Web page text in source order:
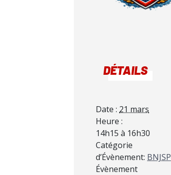
DÉTAILS
Date : 21 mars
Heure :
14h15 à 16h30
Catégorie
d’Évènement: BNJSP
Évènement